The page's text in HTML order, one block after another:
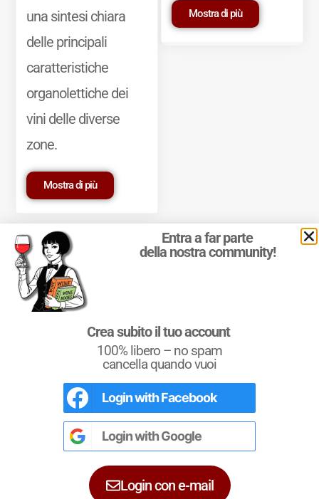
una sintesi chiara
delle principali
caratteristiche
organolettiche dei
vini delle diverse
zone.
Mostra di più
Mostra di più
Marchio Reg. | P.IVA 03921390245
Condizioni d'uso|Privacy Policy|Cookie Policy
cookie
L'Italia del Vino
Nel libro leRegioni del Vino d’Italiacon
tutte leDenominazioni, e le
dettagliate
DOCG
singole regioni.
Entra a far parte
della nostra community!
Crea subito il tuo account
100% libero – no spam
cancella quando vuoi
Login withFacebook
Login withGoogle
Login con e-mail